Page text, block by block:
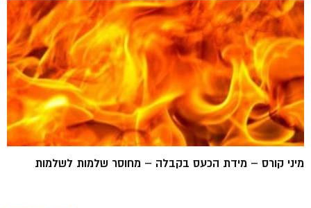
מיני קורס – מידת הכעס בקבלה – מחוסר שלמות לשלמות